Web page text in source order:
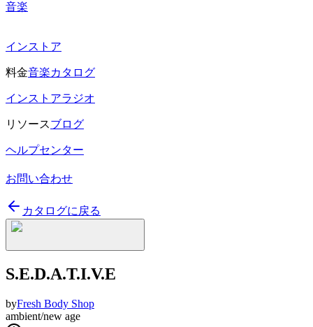
音楽
インストア
料金音楽カタログ
インストアラジオ
リソースブログ
ヘルプセンター
お問い合わせ
カタログに戻る
S.E.D.A.T.I.V.E
byFresh Body Shop
ambient/new age